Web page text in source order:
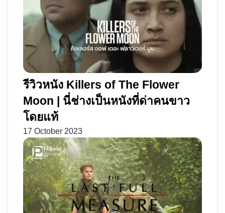
รีวิวหนัง Killers of The Flower
Moon | นี่ช่างเป็นหนังที่ด่าคนขาว
โดยแท้
17 October 2023